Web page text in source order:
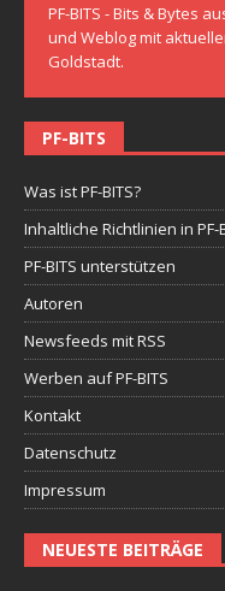
PF-BITS - Bits & Bytes
und Weblog mit
Goldstadt.
PF-BITS
Was ist PF-BITS?
Inhaltliche Richtlinien in PF-
PF-BITS unterstützen
Autoren
Newsfeeds mit RSS
Werben auf PF-BITS
Kontakt
Datenschutz
Impressum
NEUESTE BEITRÄGE